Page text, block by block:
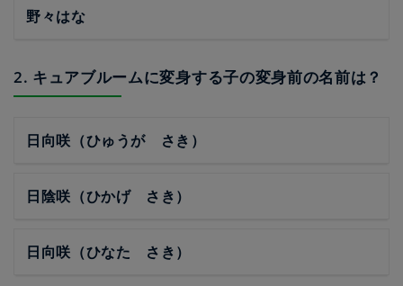
野々はな
2. キュアブルームに変身する子の変身前の名前は？
日向咲（ひゅうが さき）
日陰咲（ひかげ さき）
日向咲（ひなた さき）